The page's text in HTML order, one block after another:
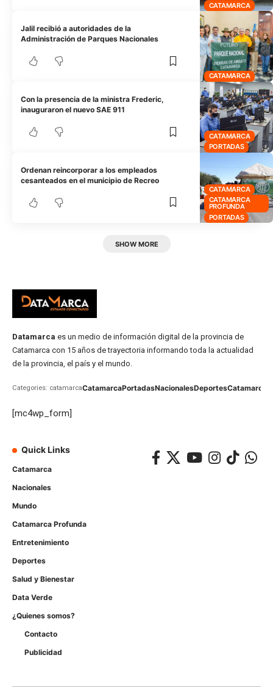
CATAMARCA
CATAMARCA
Jalil recibió a autoridades de la
Administración de Parques Nacionales
CATAMARCA
PORTADAS
Con la presencia de la ministra Frederic,
inauguraron el nuevo SAE 911
CATAMARCA
CATAMARCA
PROFUNDA
PORTADAS
Ordenan reincorporar a los empleados
cesanteados en el municipio de Recreo
SHOW MORE
Datamarca es un medio de información digital de la provincia de
Catamarca con 15 años de trayectoria informando toda la actualidad
de la provincia, el país y el mundo.
Categories: catamarcaCatamarcaPortadasNacionalesDeportesCatamarca
[mc4wp_form]
Quick Links
Catamarca
Nacionales
Mundo
Catamarca Profunda
Entretenimiento
Deportes
Salud y Bienestar
Data Verde
¿Quienes somos?
Contacto
Publicidad